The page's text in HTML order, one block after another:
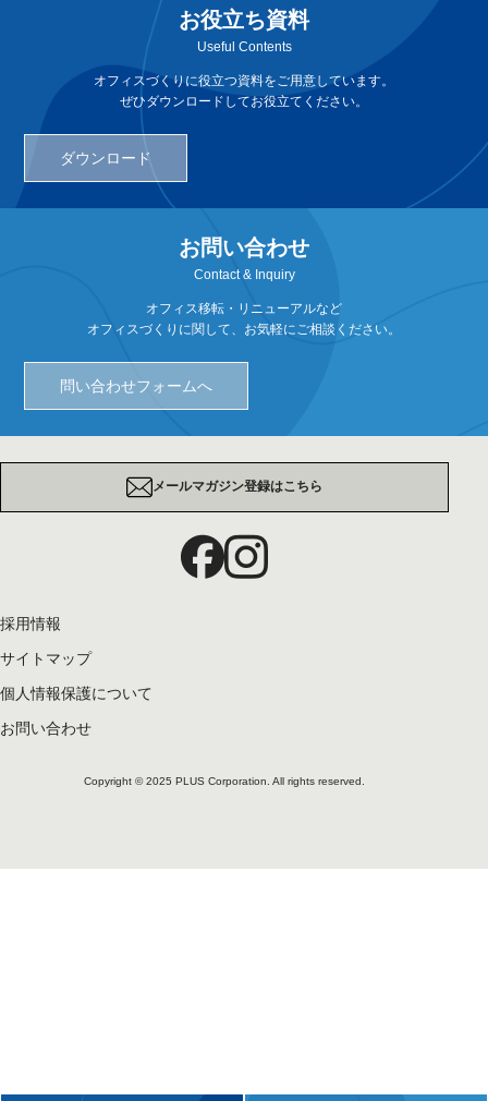
お役立ち資料
Useful Contents
オフィスづくりに役立つ資料をご用意しています。
ぜひダウンロードしてお役立てください。
ダウンロード
お問い合わせ
Contact & Inquiry
オフィス移転・リニューアルなど
オフィスづくりに関して、お気軽にご相談ください。
問い合わせフォームへ
メールマガジン登録はこちら
採用情報
サイトマップ
個人情報保護について
お問い合わせ
Copyright © 2025 PLUS Corporation. All rights reserved.